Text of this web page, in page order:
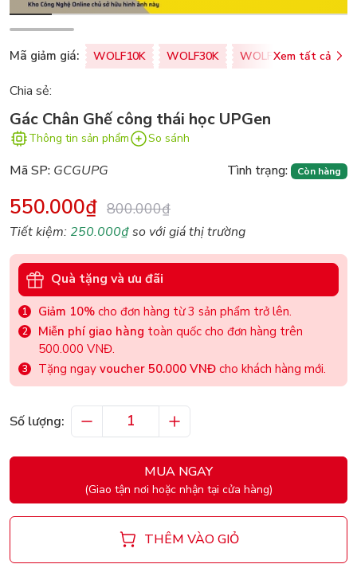
Mã giảm giá: WOLF10K WOLF30K WOLF50KXem tất cả
Chia sẻ:
Gác Chân Ghế công thái học UPGen
Thông tin sản phẩm So sánh
Mã SP: GCGUPG Tình trạng: Còn hàng
550.000₫ 800.000₫
Tiết kiệm: 250.000₫so với giá thị trường
Quà tặng và ưu đãi
Giảm 10% cho đơn hàng từ 3 sản phẩm trở lên.
Miễn phí giao hàng toàn quốc cho đơn hàng trên
500.000 VNĐ.
Tặng ngay voucher 50.000 VNĐ cho khách hàng mới.
Số lượng:
MUA NGAY
(Giao tận nơi hoặc nhận tại cửa hàng)
THÊM VÀO GIỎ